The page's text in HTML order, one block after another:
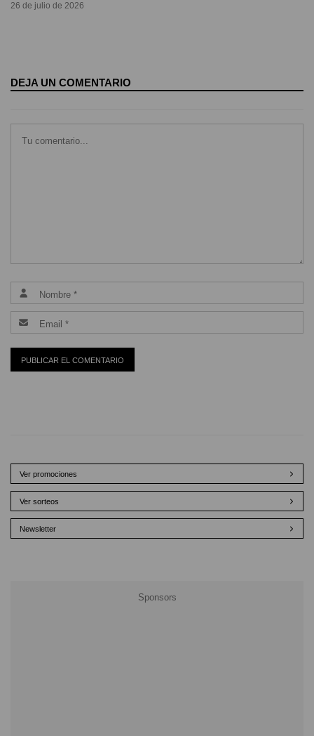
26 de julio de 2026
DEJA UN COMENTARIO
Ver promociones
Ver sorteos
Newsletter